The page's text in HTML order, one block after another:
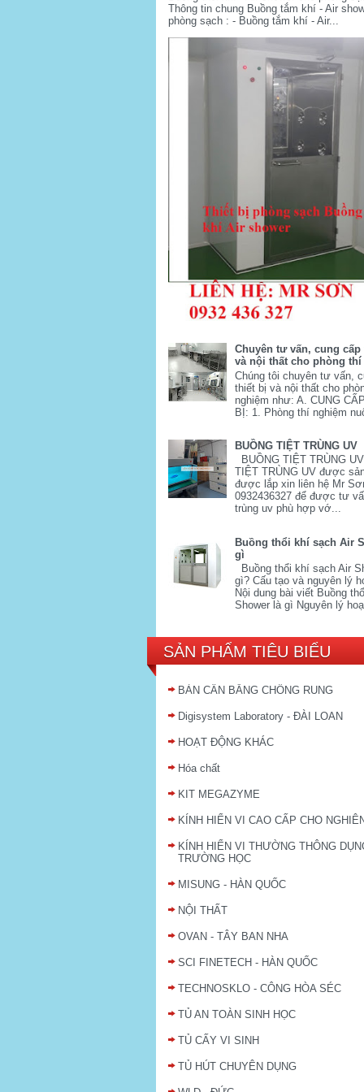
Thông tin chung Buồng tắm khí - Air
phòng sạch : - Buồng tắm khí - Air...
Chuyên tư vấn, cung cấp
và nội thất cho phòng thí
Chúng tôi chuyên tư vấn,
thiết bị và nội thất cho
nghiệm như: A. CUNG
BỊ: 1. Phòng thí nghiệm
BUỒNG TIỆT TRÙNG UV
BUỒNG TIỆT TRÙNG
TIỆT TRÙNG UV được
được lắp xin liên hệ Mr
0932436327 để được tư
trùng uv phù hợp vớ...
Buồng thổi khí sạch Air
gì
Buồng thổi khí sạch Air
gì? Cấu tạo và nguyên lý
Nội dung bài viết Buồng
Shower là gì Nguyên lý
SẢN PHẨM TIÊU BIỂU
BÀN CÂN BẰNG CHỐNG RUNG
Digisystem Laboratory - ĐÀI LOAN
HOẠT ĐỘNG KHÁC
Hóa chất
KIT MEGAZYME
KÍNH HIỂN VI CAO CẤP CHO
KÍNH HIỂN VI THƯỜNG THÔNG
TRƯỜNG HỌC
MISUNG - HÀN QUỐC
NỘI THẤT
OVAN - TÂY BAN NHA
SCI FINETECH - HÀN QUỐC
TECHNOSKLO - CÔNG HÒA SÉC
TỦ AN TOÀN SINH HỌC
TỦ CẤY VI SINH
TỦ HÚT CHUYÊN DỤNG